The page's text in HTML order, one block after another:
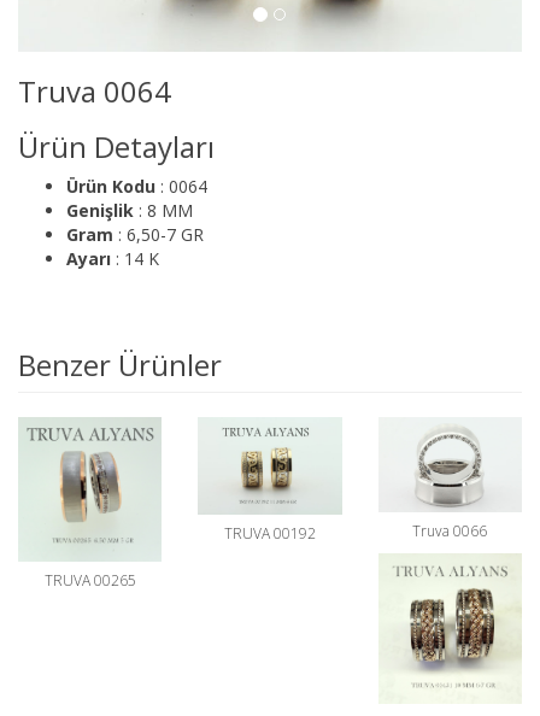
Truva 0064
Ürün Detayları
Ürün Kodu : 0064
Genişlik : 8 MM
Gram : 6,50-7 GR
Ayarı : 14 K
Benzer Ürünler
TRUVA 00265
TRUVA 00192 Truva 0066